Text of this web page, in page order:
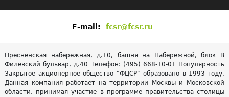
E-mail: fcsr@fcsr.ru
Пресненская набережная, д.10, башня на Набережной, блок В
Филевский бульвар, д.40 Телефон: (495) 668-10-01 Популярность
Закрытое акционерное общество "ФЦСР" образовано в 1993 году.
Данная компания работает на территории Москвы и Московской
области, принимая участие в программе правительства столицы